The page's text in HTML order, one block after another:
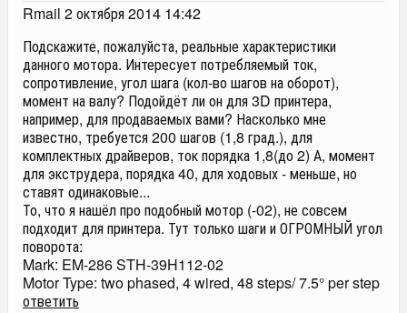
Rmail 2 октября 2014 14:42
Подскажите, пожалуйста, реальные характеристики
данного мотора. Интересует потребляемый ток,
сопротивление, угол шага (кол-во шагов на оборот),
момент на валу? Подойдёт ли он для 3D принтера,
например, для продаваемых вами? Насколько мне
известно, требуется 200 шагов (1,8 град.), для
комплектных драйверов, ток порядка 1,8(до 2) А, момент
для экструдера, порядка 40, для ходовых - меньше, но
ставят одинаковые...
То, что я нашёл про подобный мотор (-02), не совсем
подходит для принтера. Тут только шаги и ОГРОМНЫЙ угол
поворота:
Mark: EM-286 STH-39H112-02
Motor Type: two phased, 4 wired, 48 steps/ 7.5° per step
ответить